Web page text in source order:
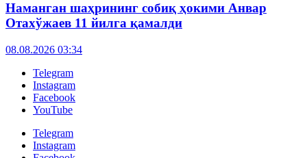
Наманган шаҳрининг собиқ ҳокими Анвар
Отахўжаев 11 йилга қамалди
08.08.2026 03:34
Telegram
Instagram
Facebook
YouTube
Telegram
Instagram